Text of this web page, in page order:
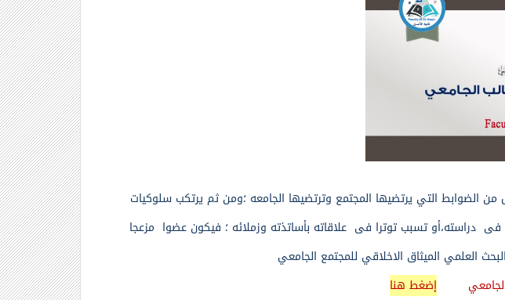
من الضوابط التي يرتضيها المجتمع وترتضيها الجامعه ؛ومن ثم يرتكب سلوكيات
فى دراسته،أو تسبب توترا فى علاقاته بأساتذته وزملائه ؛ فيكون عضوا مزعجا
العلمي الميثاق الاخلاقي للمجتمع الجامعي
إضغط هنا